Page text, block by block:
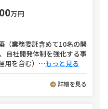
万円
（業務委託含めて10名の開
自社開発体制を強化する事
用を含む） ⋯もっと見る
詳細を見る